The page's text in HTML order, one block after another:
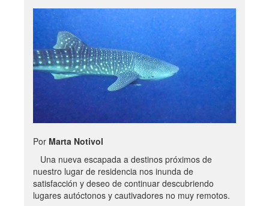
Por Marta Notivol
Una nueva escapada a destinos próximos de
nuestro lugar de residencia nos inunda de
satisfacción y deseo de continuar descubriendo
lugares autóctonos y cautivadores no muy remotos.